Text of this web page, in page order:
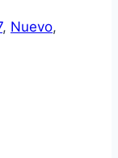
, Nuevo,